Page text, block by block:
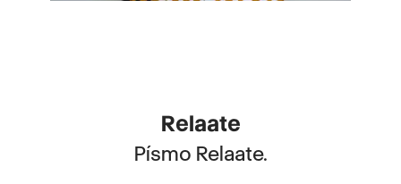
Relaate
Písmo Relaate.